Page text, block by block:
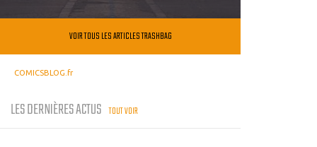
VOIR TOUS LES ARTICLES TRASHBAG
COMICSBLOG.fr
LES DERNIÈRES ACTUS TOUT VOIR